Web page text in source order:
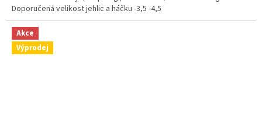
5
hvězdiček.
Doporučená velikost jehlic a háčku -3,5 -4,5
Akce
Výprodej